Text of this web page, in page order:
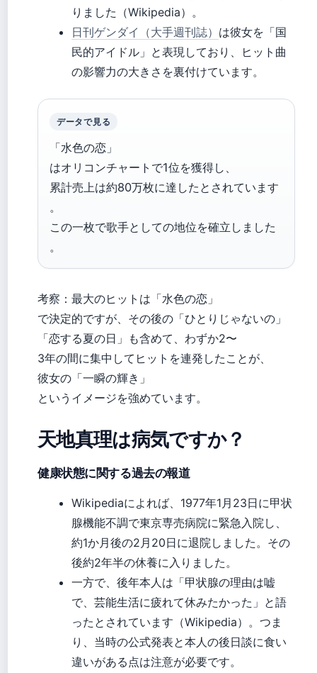
りました（Wikipedia）。
日刊ゲンダイ（大手週刊誌） は彼女を「国
民的アイドル」と表現しており、ヒット曲
の影響力の大きさを裏付けています。
データで見る
「水色の恋」
はオリコンチャートで1位を獲得し、
累計売上は約80万枚に達したとされています
。
この一枚で歌手としての地位を確立しました
。
考察：最大のヒットは「水色の恋」
で決定的ですが、その後の「ひとりじゃないの」
「恋する夏の日」も含めて、わずか2〜
3年の間に集中してヒットを連発したことが、
彼女の「一瞬の輝き」
というイメージを強めています。
天地真理は病気ですか？
健康状態に関する過去の報道
Wikipediaによれば、1977年1月23日に甲状
腺機能不調で東京専売病院に緊急入院し、
約1か月後の2月20日に退院しました。その
後約2年半の休養に入りました。
一方で、後年本人は「甲状腺の理由は嘘
で、芸能生活に疲れて休みたかった」と語
ったとされています（Wikipedia）。つま
り、当時の公式発表と本人の後日談に食い
違いがある点は注意が必要です。